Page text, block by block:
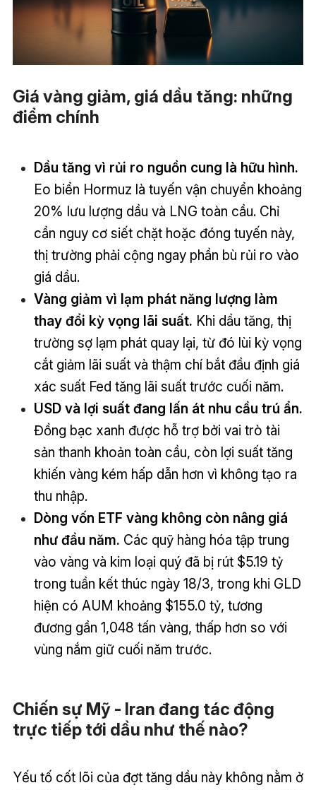
Giá vàng giảm, giá dầu tăng: những
điểm chính
Dầu tăng vì rủi ro nguồn cung là hữu hình.
Eo biển Hormuz là tuyến vận chuyển khoảng
20% lưu lượng dầu và LNG toàn cầu. Chỉ
cần nguy cơ siết chặt hoặc đóng tuyến này,
thị trường phải cộng ngay phần bù rủi ro vào
giá dầu.
Vàng giảm vì lạm phát năng lượng làm
thay đổi kỳ vọng lãi suất. Khi dầu tăng, thị
trường sợ lạm phát quay lại, từ đó lùi kỳ vọng
cắt giảm lãi suất và thậm chí bắt đầu định giá
xác suất Fed tăng lãi suất trước cuối năm.
USD và lợi suất đang lấn át nhu cầu trú ẩn.
Đồng bạc xanh được hỗ trợ bởi vai trò tài
sản thanh khoản toàn cầu, còn lợi suất tăng
khiến vàng kém hấp dẫn hơn vì không tạo ra
thu nhập.
Dòng vốn ETF vàng không còn nâng giá
như đầu năm. Các quỹ hàng hóa tập trung
vào vàng và kim loại quý đã bị rút $5.19 tỷ
trong tuần kết thúc ngày 18/3, trong khi GLD
hiện có AUM khoảng $155.0 tỷ, tương
đương gần 1,048 tấn vàng, thấp hơn so với
vùng nắm giữ cuối năm trước.
Chiến sự Mỹ - Iran đang tác động
trực tiếp tới dầu như thế nào?
Yếu tố cốt lõi của đợt tăng dầu này không nằm ở